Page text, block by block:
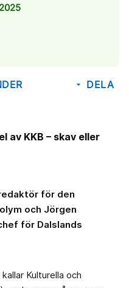
arrow_drop_down DELA
av KKB – skav eller
för den
och Jörgen
för Dalslands
Kulturella och